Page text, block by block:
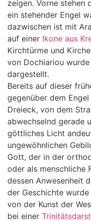
zeigen. Vorne stehen
ein stehender Engel
dazwischen ist mit
auf einer Ikone aus
Kirchtürme und
von Dochiariou
dargestellt.
Bereits auf dieser
gegenüber dem
Dreieck, von dem
abwechselnd gerade
göttliches Licht
ungewöhnlichen
Gott, der in der
oder als menschliche
dessen Anwesenheit
der Geschichte
von der Kunst der
bei einer